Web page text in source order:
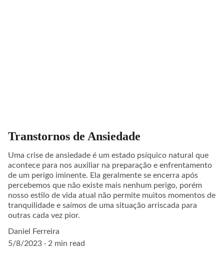
Transtornos de Ansiedade
Uma crise de ansiedade é um estado psíquico natural que
acontece para nos auxiliar na preparação e enfrentamento
de um perigo iminente. Ela geralmente se encerra após
percebemos que não existe mais nenhum perigo, porém
nosso estilo de vida atual não permite muitos momentos de
tranquilidade e saímos de uma situação arriscada para
outras cada vez pior.
Daniel Ferreira
5/8/2023
2 min read